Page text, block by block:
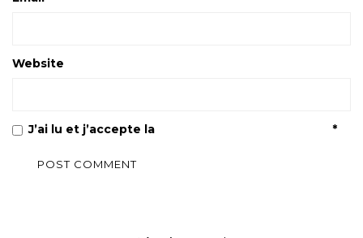
Website
J’ai lu et j’accepte la *